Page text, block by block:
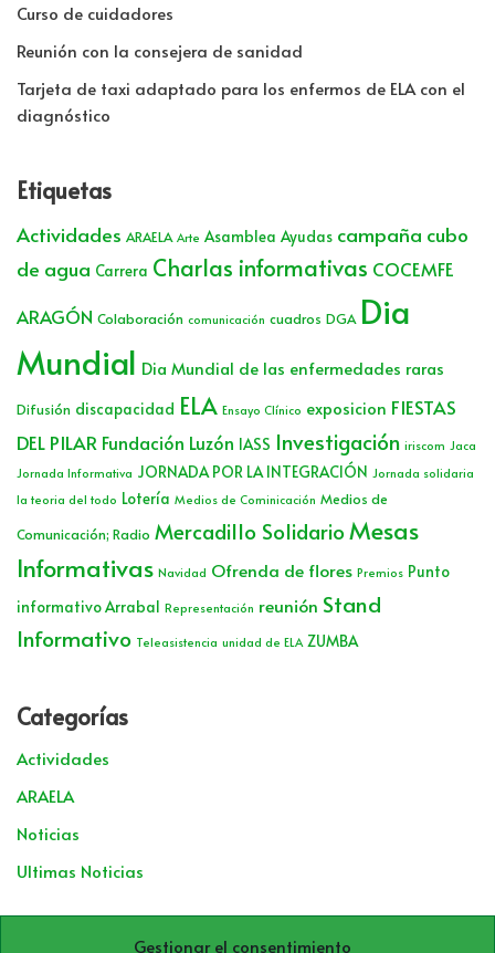
Gestionar el consentimiento
Curso de cuidadores
Reunión con la consejera de sanidad
Tarjeta de taxi adaptado para los enfermos de ELA con el
diagnóstico
Etiquetas
Actividades ARAELA Arte Asamblea Ayudas campaña cubo
de agua Carrera Charlas informativas COCEMFE
ARAGÓN Colaboración comunicación cuadros DGA Dia
Mundial Dia Mundial de las enfermedades raras
Difusión discapacidad ELA Ensayo Clínico exposicion FIESTAS
DEL PILAR Fundación Luzón IASS Investigación iriscom Jaca
Jornada Informativa JORNADA POR LA INTEGRACIÓN Jornada solidaria
la teoria del todo Lotería Medios de Cominicación Medios de
Comunicación; Radio Mercadillo SolidarioMesas
Informativas Navidad Ofrenda de flores Premios Punto
informativo Arrabal Representación reunión Stand
Informativo Teleasistencia unidad de ELA ZUMBA
Categorías
Actividades
ARAELA
Noticias
Ultimas Noticias